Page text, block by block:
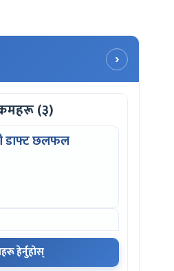
›
(३)
डाफ्ट छलफल
हेर्नुहोस्